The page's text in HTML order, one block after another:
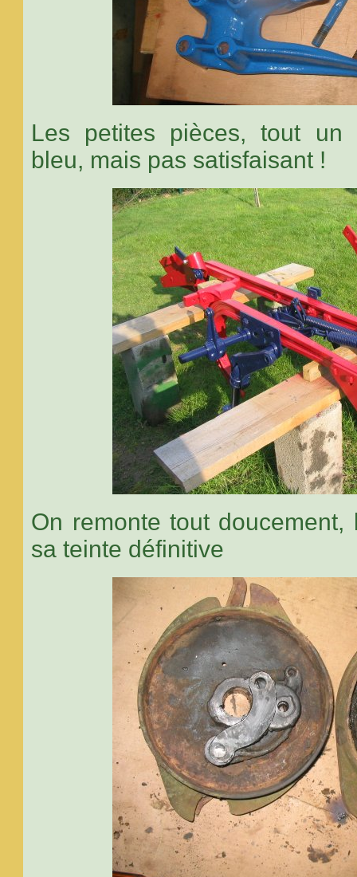
Les petites pièces, tout un
bleu, mais pas satisfaisant !
On remonte tout
sa teinte définitive